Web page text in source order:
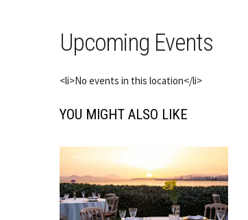
Upcoming Events
<li>No events in this location</li>
YOU MIGHT ALSO LIKE